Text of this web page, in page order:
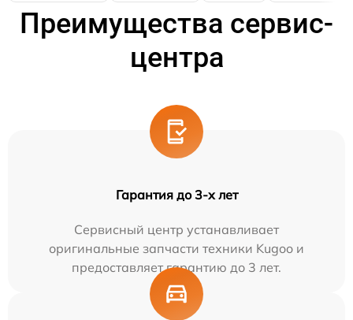
Преимущества сервис-
центра
Гарантия до 3-х лет
Сервисный центр устанавливает
оригинальные запчасти техники Kugoo и
предоставляет гарантию до 3 лет.